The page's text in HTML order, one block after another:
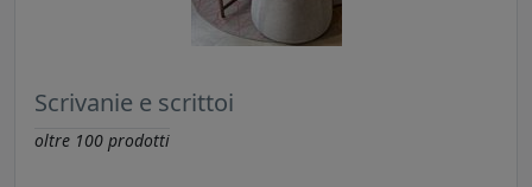
Scrivanie e scrittoi
oltre 100 prodotti